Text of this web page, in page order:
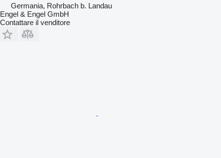
Germania, Rohrbach b. Landau
Engel & Engel GmbH
Contattare il venditore